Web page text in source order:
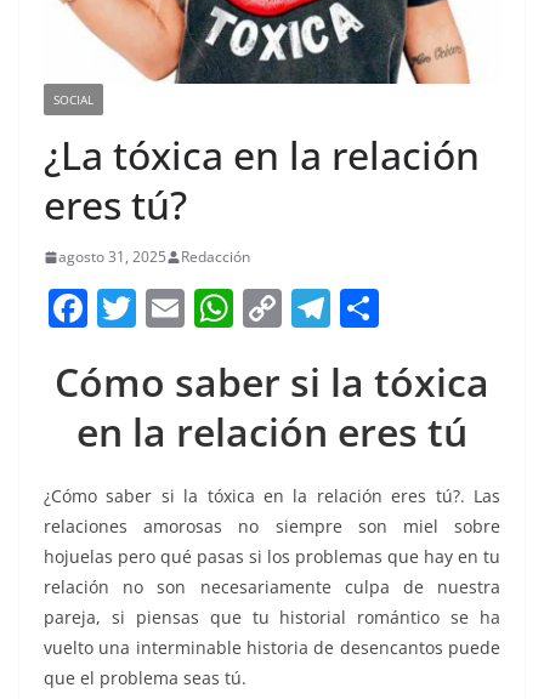
SOCIAL
¿La tóxica en la relación
eres tú?
agosto 31, 2025 Redacción
F
c
e
b
o
o
k
T
itt
er
E
ai
l
W
at
s
A
p
p
C
p
y
Li
n
k
T
e
gr
a
m
ar
e
Cómo saber si la tóxica
en la relación eres tú
¿Cómo saber si la tóxica en la relación eres tú?. Las
relaciones amorosas no siempre son miel sobre
hojuelas pero qué pasas si los problemas que hay en tu
relación no son necesariamente culpa de nuestra
pareja, si piensas que tu historial romántico se ha
vuelto una interminable historia de desencantos puede
que el problema seas tú.